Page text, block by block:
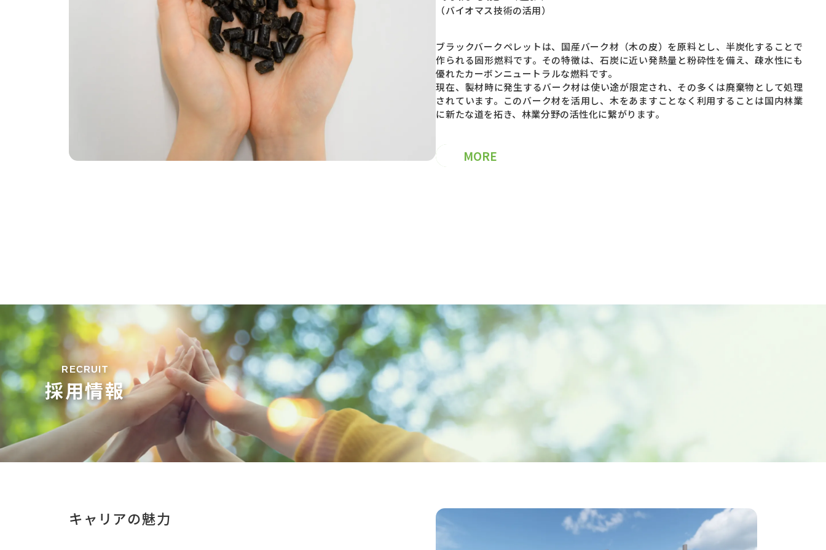
（バイオマス技術の活用）
ブラックバークペレットは、国産バーク材（木の皮）を原料とし、半炭化することで
作られる固形燃料です。その特徴は、石炭に近い発熱量と粉砕性を備え、疎水性にも
優れたカーボンニュートラルな燃料です。
現在、製材時に発生するバーク材は使い途が限定され、その多くは廃棄物として処理
されています。このバーク材を活用し、木をあますことなく利用することは国内林業
に新たな道を拓き、林業分野の活性化に繋がります。
MORE
RECRUIT
採用情報
キャリアの魅力